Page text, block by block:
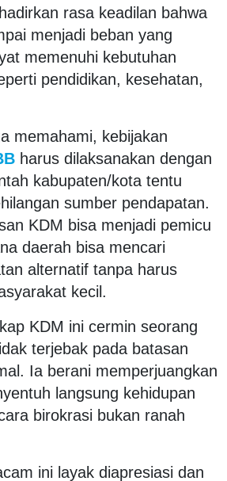
rasa keadilan bahwa
menjadi beban yang
memenuhi kebutuhan
pendidikan, kesehatan,
memahami, kebijakan
harus dilaksanakan dengan
kabupaten/kota tentu
sumber pendapatan.
KDM bisa menjadi pemicu
daerah bisa mencari
alternatif tanpa harus
kecil.
KDM ini cermin seorang
terjebak pada batasan
Ia berani memperjuangkan
langsung kehidupan
birokrasi bukan ranah
ini layak diapresiasi dan